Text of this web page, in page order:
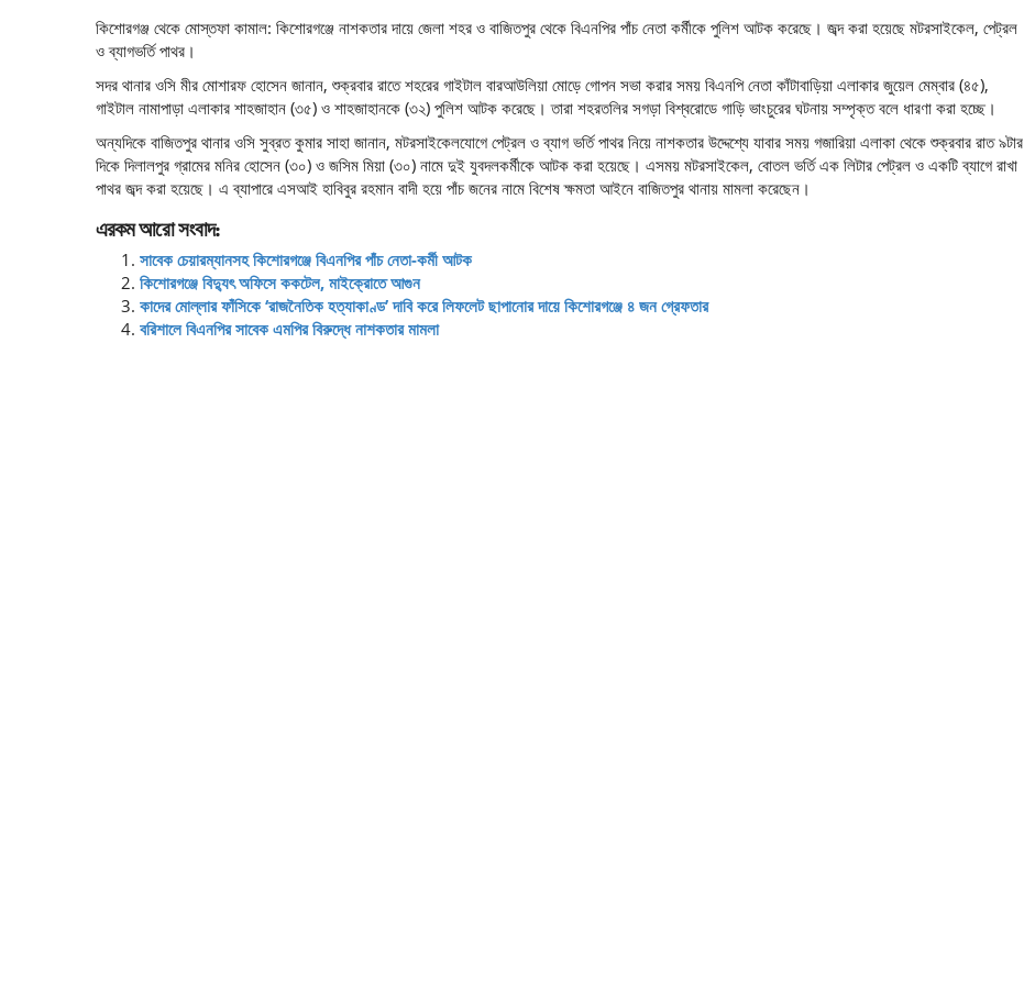
কিশোরগঞ্জ থেকে মোস্তফা কামাল: কিশোরগঞ্জে নাশকতার দায়ে জেলা শহর ও বাজিতপুর থেকে বিএনপির পাঁচ নেতা কর্মীকে পুলিশ আটক করেছে। জব্দ করা হয়েছে মটরসাইকেল, পেট্রল
ও ব্যাগভর্তি পাথর।
সদর থানার ওসি মীর মোশারফ হোসেন জানান, শুক্রবার রাতে শহরের গাইটাল বারআউলিয়া মোড়ে গোপন সভা করার সময় বিএনপি নেতা কাঁটাবাড়িয়া এলাকার জুয়েল মেম্বার (৪৫),
গাইটাল নামাপাড়া এলাকার শাহজাহান (৩৫) ও শাহজাহানকে (৩২) পুলিশ আটক করেছে। তারা শহরতলির সগড়া বিশ্বরোডে গাড়ি ভাংচুরের ঘটনায় সম্পৃক্ত বলে ধারণা করা হচ্ছে।
অন্যদিকে বাজিতপুর থানার ওসি সুব্রত কুমার সাহা জানান, মটরসাইকেলযোগে পেট্রল ও ব্যাগ ভর্তি পাথর নিয়ে নাশকতার উদ্দেশ্যে যাবার সময় গজারিয়া এলাকা থেকে শুক্রবার রাত ৯টার
দিকে দিলালপুর গ্রামের মনির হোসেন (৩০) ও জসিম মিয়া (৩০) নামে দুই যুবদলকর্মীকে আটক করা হয়েছে। এসময় মটরসাইকেল, বোতল ভর্তি এক লিটার পেট্রল ও একটি ব্যাগে রাখা
পাথর জব্দ করা হয়েছে। এ ব্যাপারে এসআই হাবিবুর রহমান বাদী হয়ে পাঁচ জনের নামে বিশেষ ক্ষমতা আইনে বাজিতপুর থানায় মামলা করেছেন।
এরকম আরো সংবাদ:
সাবেক চেয়ারম্যানসহ কিশোরগঞ্জে বিএনপির পাঁচ নেতা-কর্মী আটক
কিশোরগঞ্জে বিদ্যুৎ অফিসে ককটেল, মাইক্রোতে আগুন
কাদের মোল্লার ফাঁসিকে ‘রাজনৈতিক হত্যাকাণ্ড’ দাবি করে লিফলেট ছাপানোর দায়ে কিশোরগঞ্জে ৪ জন গ্রেফতার
বরিশালে বিএনপির সাবেক এমপির বিরুদ্ধে নাশকতার মামলা